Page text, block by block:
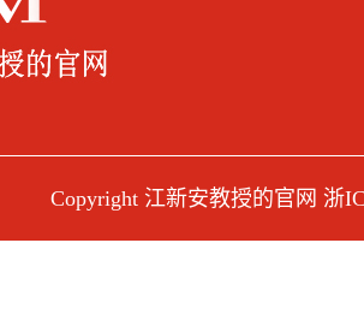
Copyright 江新安教授的官网 浙